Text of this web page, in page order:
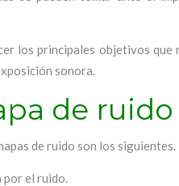
los principales objetivos
sonora.
de ruido
de ruido son los siguientes.
por el ruido.